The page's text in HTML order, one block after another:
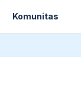
Komunitas